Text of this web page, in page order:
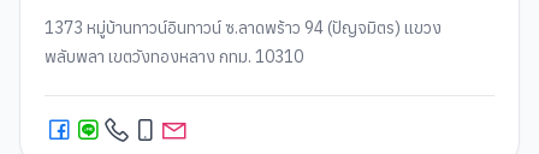
1373 หมู่บ้านทาวน์อินทาวน์ ซ.ลาดพร้าว 94 (ปัญจมิตร) แขวง
พลับพลา เขตวังทองหลาง กทม. 10310